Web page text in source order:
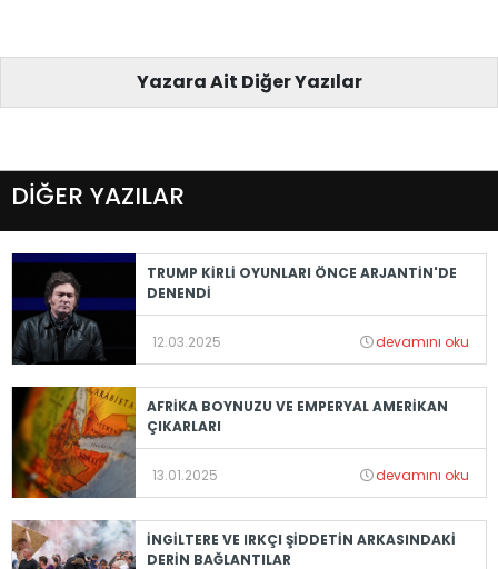
Yazara Ait Diğer Yazılar
DİĞER YAZILAR
TRUMP KİRLİ OYUNLARI ÖNCE ARJANTİN'DE
DENENDİ
12.03.2025 devamını oku
AFRİKA BOYNUZU VE EMPERYAL AMERİKAN
ÇIKARLARI
13.01.2025 devamını oku
İNGİLTERE VE IRKÇI ŞİDDETİN ARKASINDAKİ
DERİN BAĞLANTILAR